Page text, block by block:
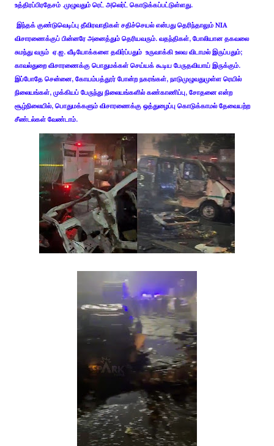
உத்திரப்பிரதேசம் .முழுவதும் ரெட் அலெர்ட் கொடுக்கப்பட்டுள்ளது.
இந்தக் குண்டுவெடிப்பு தீவிரவாதிகள் சதிச்செயல் என்பது தெரிந்தாலும் NIA
விசாரணைக்குப் பின்னரே அனைத்தும் தெரியவரும். வதந்திகள், போலியான தகவலை
சுமந்து வரும் ஏ.ஐ. வீடியோக்களை தவிர்ப்பதும் உருவாக்கி உலவ விடாமல் இருப்பதும்;
காவல்துறை விசாரணைக்கு பொதுமக்கள் செய்யக் கூடிய பேருதவியாய் இருக்கும்.
இப்போதே சென்னை, கோயம்பத்தூர் போன்ற நகரங்கள், நாடுமுழுவதுமுள்ள ரெயில்
நிலையங்கள், முக்கியப் பேருந்து நிலையங்களில் கண்காணிப்பு, சோதனை என்ற
சூழ்நிலையில், பொதுமக்களும் விசாரணைக்கு ஒத்துழைப்பு கொடுக்காமல் தேவையற்ற
சீண்டல்கள் வேண்டாம்.